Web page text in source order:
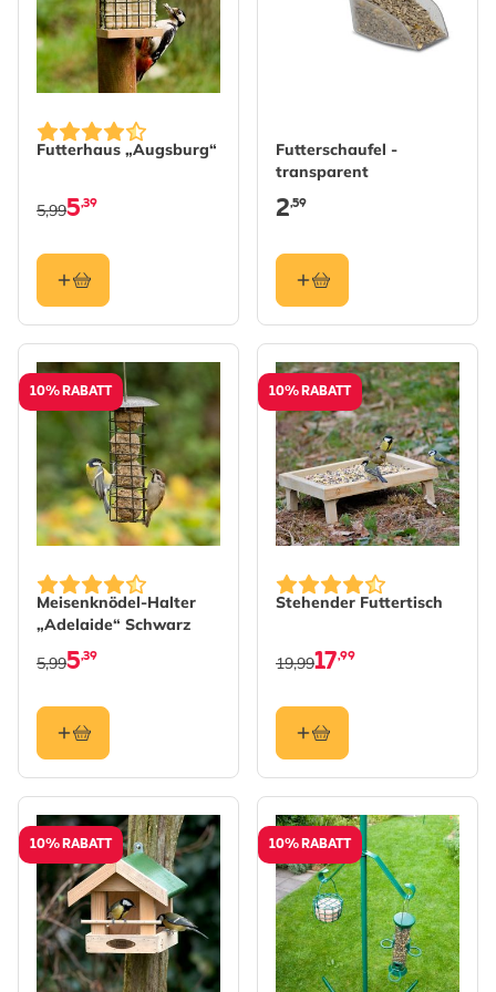
Futterhaus „Augsburg“
5,39
5,99
Futterschaufel -
transparent
2,59
10% RABATT
Meisenknödel-Halter
„Adelaide“ Schwarz
5,39
5,99
10% RABATT
Stehender Futtertisch
17,99
19,99
10% RABATT 10% RABATT